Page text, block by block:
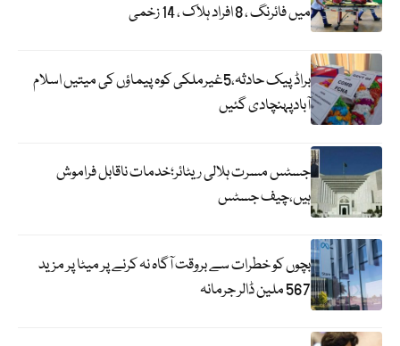
میں فائرنگ ، 8 افراد ہلاک ، 14 زخمی
براڈ پیک حادثہ،5غیرملکی کوہ پیماؤں کی میتیں اسلام
آبادپہنچادی گئیں
جسٹس مسرت ہلالی ریٹائر؛خدمات ناقابل فراموش
ہیں،چیف جسٹس
بچوں کو خطرات سے بروقت آگاہ نہ کرنے پر میٹا پر مزید
567 ملین ڈالر جرمانہ